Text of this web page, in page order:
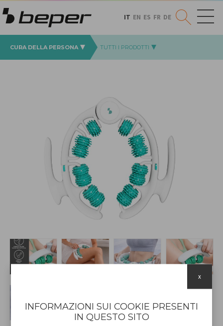
IT EN ES FR DE
CURA DELLA PERSONA TUTTI I PRODOTTI
INFORMAZIONI SUI COOKIE PRESENTI
IN QUESTO SITO
x